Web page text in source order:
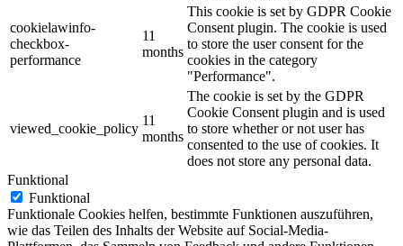
cookielawinfo-
checkbox-
performance
11
months
This cookie is set by GDPR Cookie
Consent plugin. The cookie is used
to store the user consent for the
cookies in the category
"Performance".
viewed_cookie_policy
11
months
The cookie is set by the GDPR
Cookie Consent plugin and is used
to store whether or not user has
consented to the use of cookies. It
does not store any personal data.
Funktional
Funktional
Funktionale Cookies helfen, bestimmte Funktionen auszuführen,
wie das Teilen des Inhalts der Website auf Social-Media-